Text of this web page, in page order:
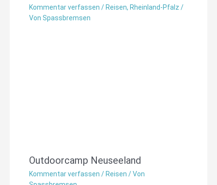
Kommentar verfassen /Reisen, Rheinland-Pfalz /
Von Spassbremsen
Outdoorcamp Neuseeland
Kommentar verfassen / Reisen / Von